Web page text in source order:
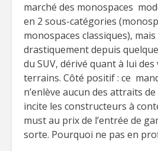
marché des monospaces
en 2 sous-catégories
monospaces classiques), mais
drastiquement depuis
du SUV, dérivé quant à lui
terrains. Côté positif : ce
n’enlève aucun des attraits
incite les constructeurs à
must au prix de l’entrée de
sorte. Pourquoi ne pas en